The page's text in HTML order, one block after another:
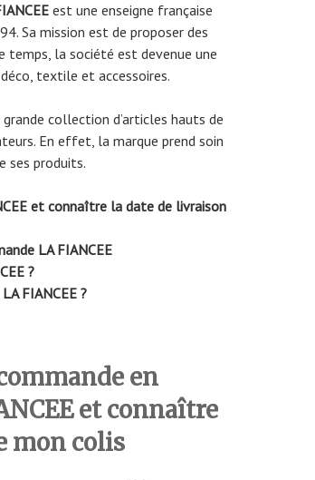
est une enseigne française
Sa mission est de proposer des
temps, la société est devenue une
textile et accessoires.
grande collection d’articles hauts de
En effet, la marque prend soin
ses produits.
et connaître la date de livraison
LA FIANCEE
?
FIANCEE ?
en
et connaître
mon colis